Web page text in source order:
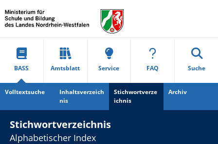
BASS Amtsblatt Service FAQ Suche
Volltextsuche
Inhaltsverzeich
nis
Stichwortverze
ichnis
Archiv
Stichwortverzeichnis
Alphabetischer Index